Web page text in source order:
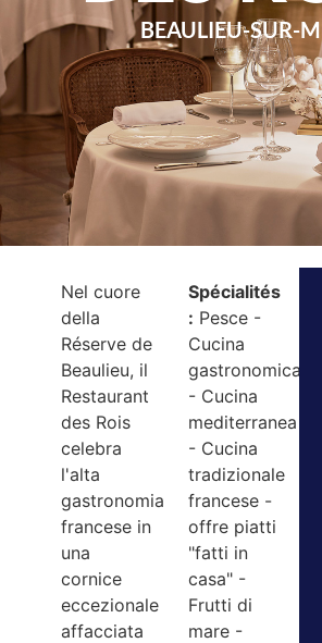
BEAULIEU-SUR-
Nel cuore
della
Réserve de
Beaulieu, il
Restaurant
des Rois
celebra
l'alta
gastronomia
francese in
una
cornice
eccezionale
affacciata
Spécialités
: Pesce -
Cucina
gastronomica
- Cucina
mediterranea
- Cucina
tradizionale
francese -
offre piatti
"fatti in
casa" -
Frutti di
mare -